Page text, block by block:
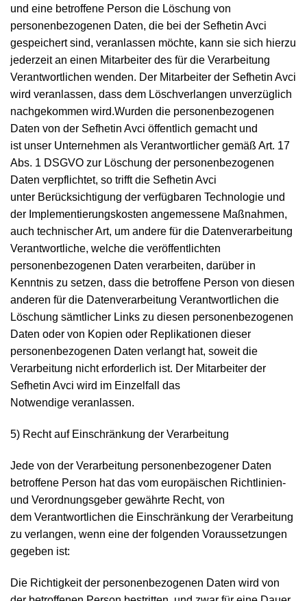
und eine betroffene Person die Löschung von
personenbezogenen Daten, die bei der Sefhetin Avci
gespeichert sind, veranlassen möchte, kann sie sich hierzu
jederzeit an einen Mitarbeiter des für die Verarbeitung
Verantwortlichen wenden. Der Mitarbeiter der Sefhetin Avci
wird veranlassen, dass dem Löschverlangen unverzüglich
nachgekommen wird.Wurden die personenbezogenen
Daten von der Sefhetin Avci öffentlich gemacht und
ist unser Unternehmen als Verantwortlicher gemäß Art. 17
Abs. 1 DSGVO zur Löschung der personenbezogenen
Daten verpflichtet, so trifft die Sefhetin Avci
unter Berücksichtigung der verfügbaren Technologie und
der Implementierungskosten angemessene Maßnahmen,
auch technischer Art, um andere für die Datenverarbeitung
Verantwortliche, welche die veröffentlichten
personenbezogenen Daten verarbeiten, darüber in
Kenntnis zu setzen, dass die betroffene Person von diesen
anderen für die Datenverarbeitung Verantwortlichen die
Löschung sämtlicher Links zu diesen personenbezogenen
Daten oder von Kopien oder Replikationen dieser
personenbezogenen Daten verlangt hat, soweit die
Verarbeitung nicht erforderlich ist. Der Mitarbeiter der
Sefhetin Avci wird im Einzelfall das
Notwendige veranlassen.
5) Recht auf Einschränkung der Verarbeitung
Jede von der Verarbeitung personenbezogener Daten
betroffene Person hat das vom europäischen Richtlinien-
und Verordnungsgeber gewährte Recht, von
dem Verantwortlichen die Einschränkung der Verarbeitung
zu verlangen, wenn eine der folgenden Voraussetzungen
gegeben ist:
Die Richtigkeit der personenbezogenen Daten wird von